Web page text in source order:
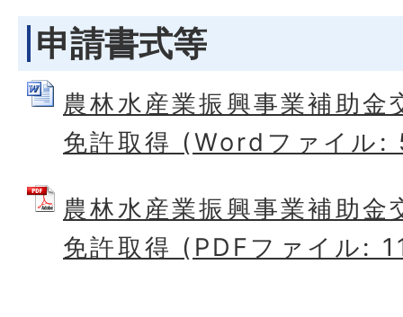
申請書式等
農林水産業振興事業補助金
免許取得 (Wordファイル
農林水産業振興事業補助金
免許取得 (PDFファイル: